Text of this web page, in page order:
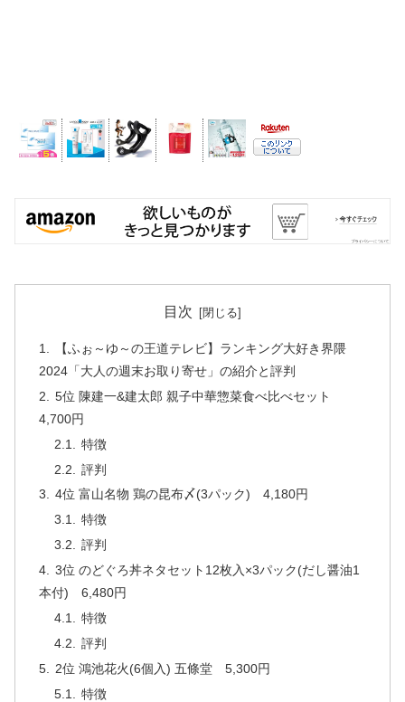
目次
【ふぉ～ゆ～の王道テレビ】ランキング大好き界隈
2024「大人の週末お取り寄せ」の紹介と評判
5位 陳建一&建太郎 親子中華惣菜食べ比べセット
4,700円
特徴
評判
4位 富山名物 鶏の昆布〆(3パック) 4,180円
特徴
評判
3位 のどぐろ丼ネタセット12枚入×3パック(だし醤油1
本付) 6,480円
特徴
評判
2位 鴻池花火(6個入) 五條堂 5,300円
特徴